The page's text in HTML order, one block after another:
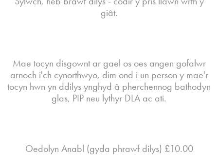
giât.
Mae tocyn disgownt ar gael os oes angen gofalwr
arnoch i'ch cynorthwyo, dim ond i un person y mae'r
tocyn hwn yn ddilys ynghyd â pherchennog bathodyn
glas, PIP neu lythyr DLA ac ati.
Oedolyn Anabl (gyda phrawf dilys) £10.00